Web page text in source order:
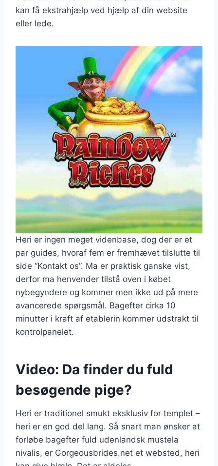
kan få ekstrahjælp ved hjælp af din website
eller lede.
Heri er ingen meget videnbase, dog der er et
par guides, hvoraf fem er fremhævet tilslutte til
side “Kontakt os”. Ma er praktisk ganske vist,
derfor ma henvender tilstå oven i købet
nybegyndere og kommer men ikke ud på mere
avancerede spørgsmål. Bagefter cirka 10
minutter i kraft af etablerin kommer udstrakt til
kontrolpanelet.
Video: Da finder du fuld
besøgende pige?
Heri er traditionel smukt eksklusiv for templet –
heri er en god del lang. Så snart man ønsker at
forløbe bagefter fuld udenlandsk mustela
nivalis, er Gorgeousbrides.net et websted, heri